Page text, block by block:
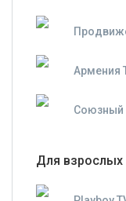
Армения
Союзный
Для взрослых